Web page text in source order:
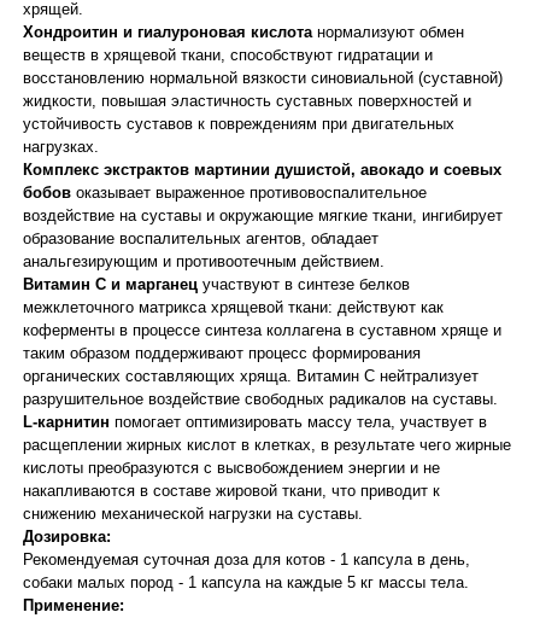
хрящей.
Хондроитин и гиалуроновая кислотанормализуют обмен
веществ в хрящевой ткани, способствуют гидратации и
восстановлению нормальной вязкости синовиальной (суставной)
жидкости, повышая эластичность суставных поверхностей и
устойчивость суставов к повреждениям при двигательных
нагрузках.
Комплекс экстрактов мартинии душистой, авокадо и соевых
бобов оказывает выраженное противовоспалительное
воздействие на суставы и окружающие мягкие ткани, ингибирует
образование воспалительных агентов, обладает
анальгезирующим и противоотечным действием.
Витамин C и марганец участвуют в синтезе белков
межклеточного матрикса хрящевой ткани: действуют как
коферменты в процессе синтеза коллагена в суставном хряще и
таким образом поддерживают процесс формирования
органических составляющих хряща. Витамин C нейтрализует
разрушительное воздействие свободных радикалов на суставы.
L-карнитин помогает оптимизировать массу тела, участвует в
расщеплении жирных кислот в клетках, в результате чего жирные
кислоты преобразуются с высвобождением энергии и не
накапливаются в составе жировой ткани, что приводит к
снижению механической нагрузки на суставы.
Дозировка:
Рекомендуемая суточная доза для котов - 1 капсула в день,
собаки малых пород - 1 капсула на каждые 5 кг массы тела.
Применение: